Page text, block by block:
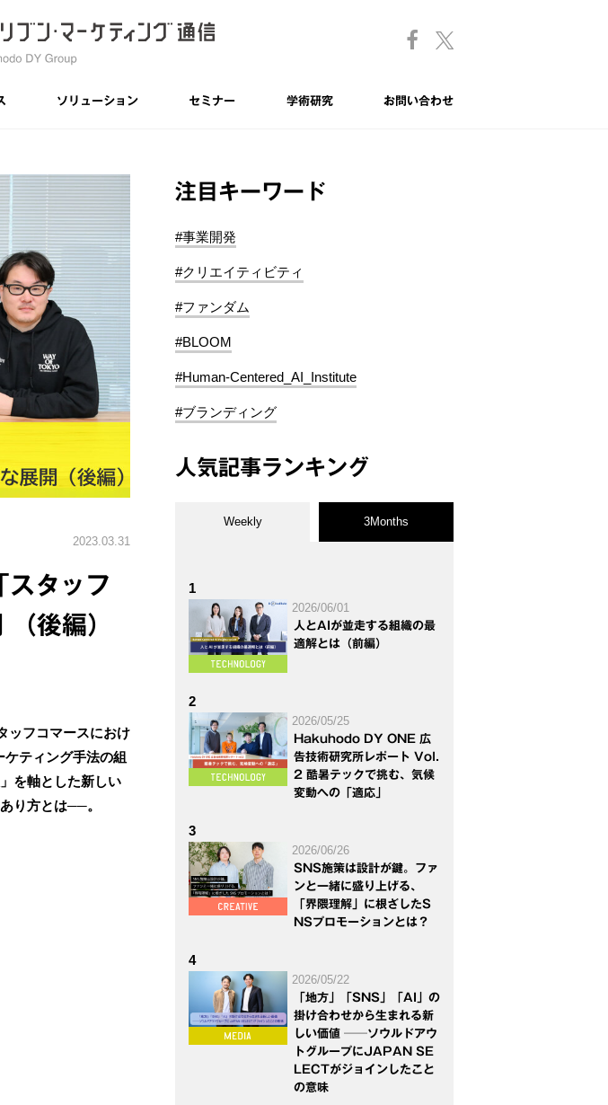
ソリューション セミナー 学術研究 お問い合わせ
2023.03.31
スタッフ
後編）
ッフコマースにおけ
ティング手法の組
を軸とした新しい
り方とは──。
注目キーワード
#事業開発
#クリエイティビティ
#ファンダム
#BLOOM
#Human-Centered_AI_Institute
#ブランディング
人気記事ランキング
Weekly 3Months
1
2026/06/01
人とAIが並走する組織の最
適解とは（前編）
2
2026/05/25
Hakuhodo DY ONE 広
告技術研究所レポート Vol.
2 酷暑テックで挑む、気候
変動への「適応」
3
2026/06/26
SNS施策は設計が鍵。ファ
ンと一緒に盛り上げる、
「界隈理解」に根ざしたS
NSプロモーションとは？
4
2026/05/22
「地方」「SNS」「AI」の
掛け合わせから生まれる新
しい価値 ──ソウルドアウ
トグループにJAPAN SE
LECTがジョインしたこと
の意味